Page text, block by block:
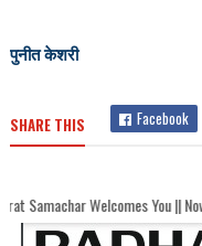
पुनीत केशरी
SHARE THIS Facebook
You || Now your ads